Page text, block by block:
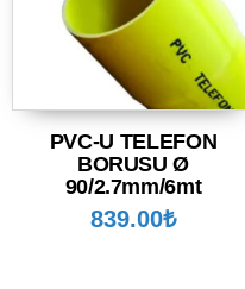
PVC-U TELEFON
BORUSU Ø
90/2.7mm/6mt
839.00₺